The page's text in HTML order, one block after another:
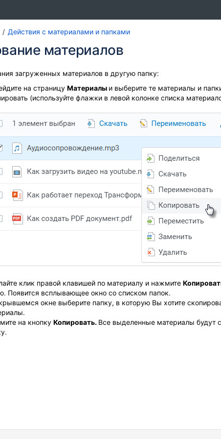
Действия с материалами и папками
материалов
загруженных материалов в другую папку:
на страницу Материалы и выберите те материалы и
(используйте флажки в левой колонке списка
клик правой клавишей по материалу и нажмите
Появится всплывающее окно со списком папок.
окне выберите папку, в которую Вы хотите
на кнопку Копировать. Все выделенные материалы будут